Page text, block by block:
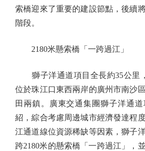
索橋迎來了重要的建設節點，後續
階段。
2180米懸索橋「一跨過江」
獅子洋通道項目全長約35公里
位於珠江口東西兩岸的廣州市南沙
田兩鎮。廣東交通集團獅子洋通
紹，綜合考慮周邊城市經濟發達程
江通道線位資源稀缺等因素，獅子
跨2180米的懸索橋「一跨過江」，